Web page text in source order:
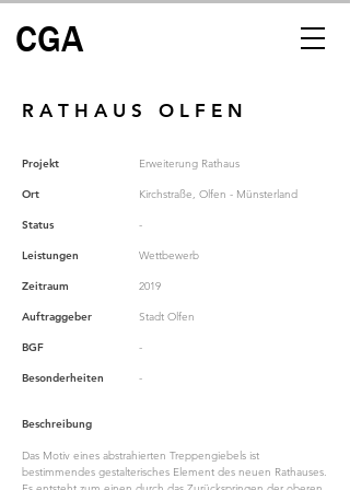
CGA
R A T H A U S O L F E N
Projekt
Ort
Status
Leistungen
Zeitraum
Auftraggeber
BGF
Besonderheiten
Erweiterung Rathaus
Kirchstraße, Olfen - Münsterland
-
Wettbewerb
2019
Stadt Olfen
-
-
Beschreibung
Das Motiv eines abstrahierten Treppengiebels ist
bestimmendes gestalterisches Element des neuen Rathauses.